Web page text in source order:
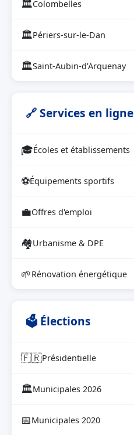
🏛Colombelles
🏛Périers-sur-le-Dan
🏛Saint-Aubin-d'Arquenay
🔗 Services en ligne
🎓Écoles et établissements
⚽Équipements sportifs
💼Offres d'emploi
🏘Urbanisme & DPE
🌱Rénovation énergétique
🗳 Élections
🇫🇷Présidentielle
🏛Municipales 2026
📅Municipales 2020